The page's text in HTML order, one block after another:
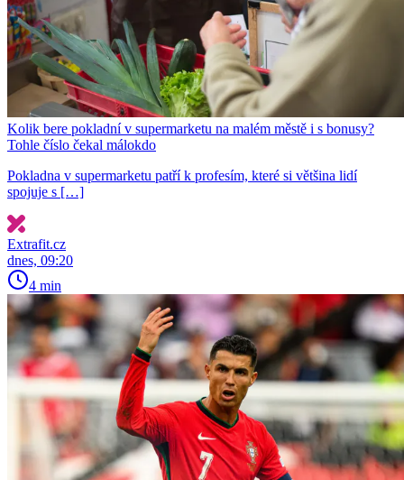
Kolik bere pokladní v supermarketu na malém městě i s bonusy?
Tohle číslo čekal málokdo
Pokladna v supermarketu patří k profesím, které si většina lidí
spojuje s […]
Extrafit.cz
dnes, 09:20
4 min